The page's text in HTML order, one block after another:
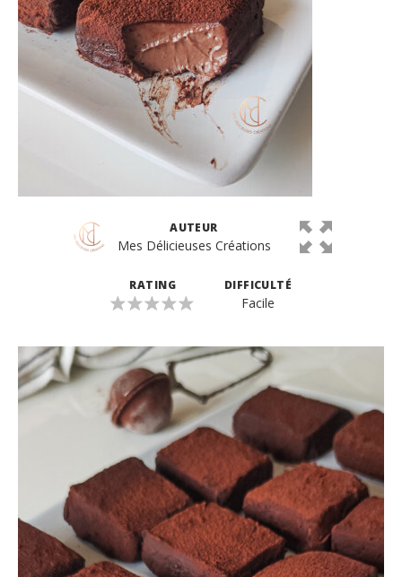
AUTEUR
Mes Délicieuses Créations
RATING DIFFICULTÉ
Facile